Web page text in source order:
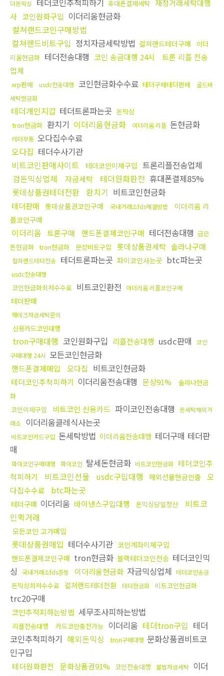
더돈믹싱
테더코인추척피하기 휴대폰결제세탁 재정거래세탁대행
사 코인원화구입 이더리움현금화
컬쳐랜드코인구매방법
컬쳐랜드비트구입 정치자금세탁방법 컬쳐랜드테더구매
이더
리움현금화 테더전송대행 코인 송금대행 24시
트론 리플 전송
업체
xrp판매 usdc전송대행 코인현금화수수료 테더구매테더판매
골드바
세탁현금화
테더개인지갑 테더트론파는곳 돈믹싱
tron현금화 환치기 이더리움현금화 이더리움 리플 돈현금화
테더무통 오다집수수료
오다집 테더수사기관
비트코인판매사이트
테더코인이체구입 트론리플전송업체
검돈믹싱업체
자금세탁 테더원화환전 휴대폰결제85%
롯데상품권테더전환 환치기 비트코인현금화
테더판매 롯데상품권코인구매 국내거래소fds해결방법
이더리움 리
플코인구매
이더리움 트론구매 핸드폰결제코인구매 테더전송대행 금은
돈현금화 tron현금화 문상비트구입 롯데상품권세탁 솔라나구매
컬쳐랜드테더전송 테더트론파는곳 파이코인사는곳 btc파는곳
usdc전송대행
코인현금화최저수수료 비트코인환전 이더리움 리플코인구매
테더판매
재테크자금세탁문의
신용카드코인대행
tron구매대행 코인원화구입 리플전송대행 usdc판매
코인
구매대행 24시 모든코인현금화
핸드폰결제매입 오다집 비트코인현금화
테더코인추척피하기 이더리움전송대행 문상91%
솔라나현금
화
코인이체구입
비트코인 신용카드 파이코인전송대행
돈세탁해외거
래소
이더리움클레식사는곳
비트코인카드구입 돈세탁방법 이더리움전송대행 테더구매 테더판
매
파이코인구매대행 파이코인 탈세돈현금화 비트코인현금화 테더코인추
척피하기
비트코인선물 usdc구입대행 해외선물현금인출 오
다집수수료
btc파는곳
테더구매 이더리움 바이낸스구입대행 돈믹싱당일정산
비트코
인퀵거래
모든코인 고가매입
롯데상품권매입 테더수사기관 코인계좌이체구입
핸드폰결제코인구매 tron현금화 블랙테더코인전송 테더코인믹
싱
국내거래소fds증빙 이더리움현금화 자금믹싱업체 테더코인송금
돈믹싱최저수수료 컬쳐랜드테더전환 테더현금화 비트코인현금화
trc20구매
코인추적피하는방법 세무조사피하는방법
리플전송대행 카드코인충전가능 이더리움 테더tron구입 테더
코인추척피하기 해외돈믹싱 tron구매대행 문화상품권비트코
인구입
테더원화환전 문화상품권91% 코인전송대행 불법자금세탁 이더